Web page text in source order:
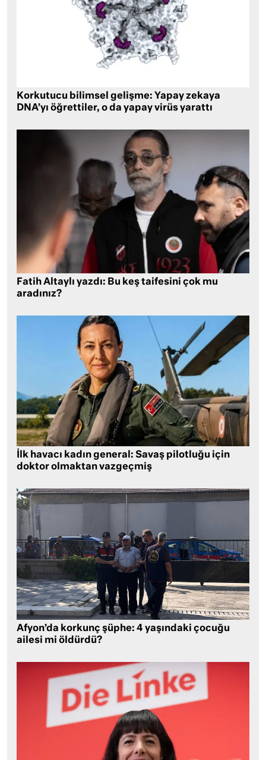
Korkutucu bilimsel gelişme: Yapay zekaya
DNA’yı öğrettiler, o da yapay virüs yarattı
Fatih Altaylı yazdı: Bu keş taifesini çok mu
aradınız?
İlk havacı kadın general: Savaş pilotluğu için
doktor olmaktan vazgeçmiş
Afyon’da korkunç şüphe: 4 yaşındaki çocuğu
ailesi mi öldürdü?